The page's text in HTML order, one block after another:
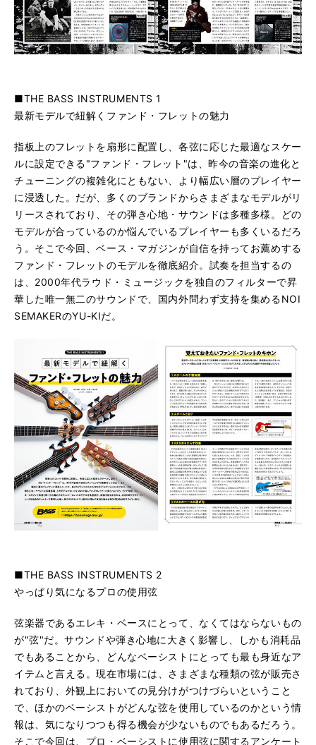
■THE BASS INSTRUMENTS 1
最新モデルで紐解くファンド・フレットの魅力
指板上のフレットを扇形に配置し、各弦に応じた最適なスケー
ルに設定できる"ファンド・フレット"は、昨今の音楽の進化と
チューニングの複雑化にともない、より幅広い層のプレイヤー
に浸透した。だが、多くのブランドからさまざまなモデルがリ
リースされており、その弾き心地・サウンドは多種多様。どの
モデルが合っているのか悩んでいるプレイヤーも多くいるだろ
う。そこで今回、ベース・マガジンが自信を持ってお薦めする
ファンド・フレットのモデルを徹底紹介。試奏を担当するの
は、2000年代ラウド・ミュージックを独自のフィルターで昇
華した唯一無二のサウンドで、国内外問わず支持を集めるNOI
SEMAKERのYU-KIだ。
■THE BASS INSTRUMENTS 2
やっぱり気になるプロの使用弦
弦楽器であるエレキ・ベースにとって、なくてはならないもの
が"弦"だ。サウンドや弾き心地に大きく影響し、しかも消耗品
でもあることから、どんなベーシストにとっても最も身近なア
イテムと言える。現在市場には、さまざまな種類の弦が販売さ
れており、外観上においての見分けがつけづらいということ
で、ほかのベーシストがどんな弦を使用しているのかという情
報は、気になりつつも得る機会が少ないものでもあるだろう。
そこで今回は、プロ・ベーシストに使用弦に関するアンケート